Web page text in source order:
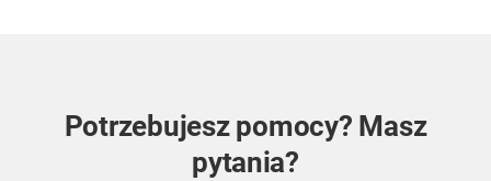
Potrzebujesz pomocy? Masz
pytania?